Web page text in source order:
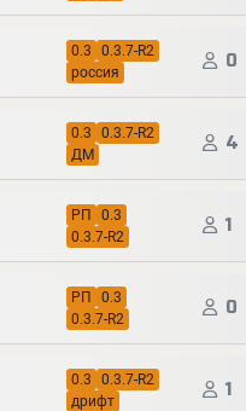
0.3
0.3.7-R2
россия
0
0.3
0.3.7-R2
ДМ
4
РП
0.3
0.3.7-R2
1
РП
0.3
0.3.7-R2
0
0.3
0.3.7-R2
дрифт
1